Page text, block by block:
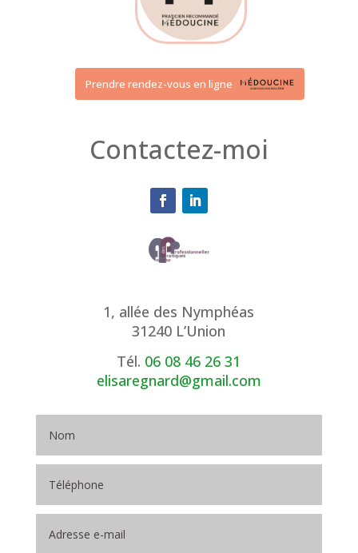
Prendre rendez-vous en ligne
Contactez-moi
1, allée des Nymphéas
31240 L’Union
Tél. 06 08 46 26 31
elisaregnard@gmail.com